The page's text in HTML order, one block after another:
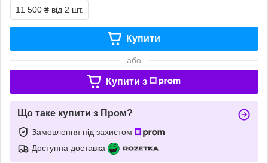
11 500 ₴ від 2 шт.
Купити
або
Купити з
Що таке купити з Пром?
Замовлення під захистом
Доступна доставка